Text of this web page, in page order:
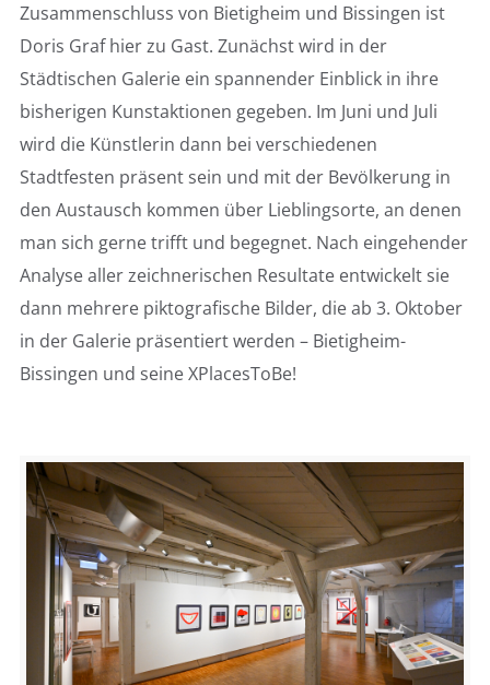
Zusammenschluss von Bietigheim und Bissingen ist
Doris Graf hier zu Gast. Zunächst wird in der
Städtischen Galerie ein spannender Einblick in ihre
bisherigen Kunstaktionen gegeben. Im Juni und Juli
wird die Künstlerin dann bei verschiedenen
Stadtfesten präsent sein und mit der Bevölkerung in
den Austausch kommen über Lieblingsorte, an denen
man sich gerne trifft und begegnet. Nach eingehender
Analyse aller zeichnerischen Resultate entwickelt sie
dann mehrere piktografische Bilder, die ab 3. Oktober
in der Galerie präsentiert werden – Bietigheim-
Bissingen und seine XPlacesToBe!